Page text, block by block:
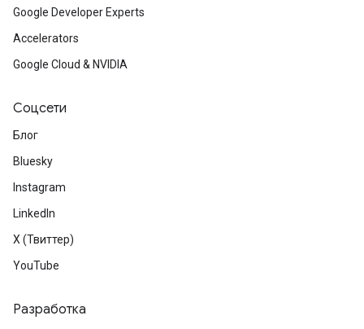
Google Developer Experts
Accelerators
Google Cloud & NVIDIA
Соцсети
Блог
Bluesky
Instagram
LinkedIn
X (Твиттер)
YouTube
Разработка